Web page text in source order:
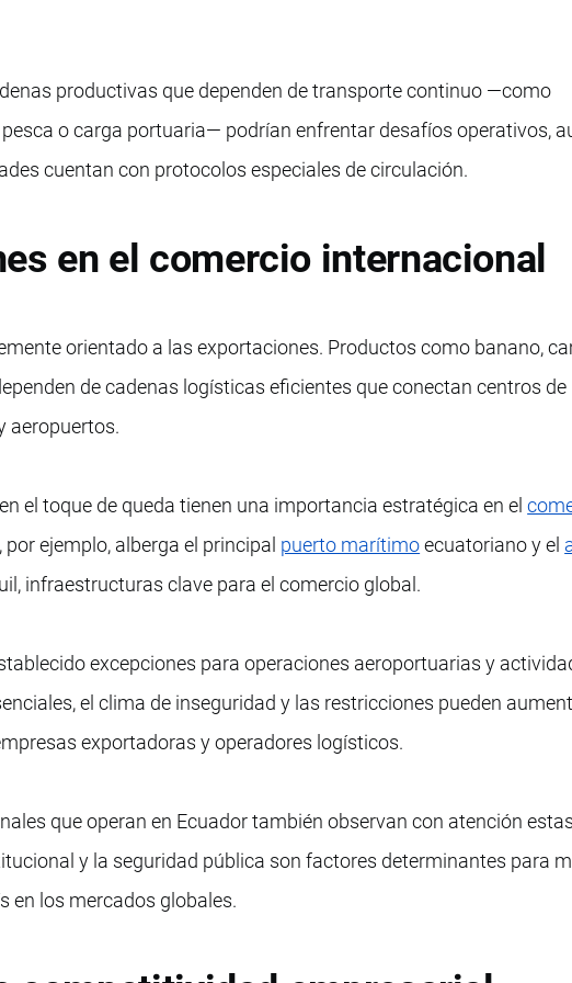
productivas que dependen de transporte continuo —como
o carga portuaria— podrían enfrentar desafíos operativos,
cuentan con protocolos especiales de circulación.
en el comercio internacional
orientado a las exportaciones. Productos como banano,
de cadenas logísticas eficientes que conectan centros de
aeropuertos.
el toque de queda tienen una importancia estratégica en el
por ejemplo, alberga el principal puerto marítimoecuatoriano y el
infraestructuras clave para el comercio global.
excepciones para operaciones aeroportuarias y
el clima de inseguridad y las restricciones pueden
exportadoras y operadores logísticos.
que operan en Ecuador también observan con atención
y la seguridad pública son factores determinantes para
en los mercados globales.